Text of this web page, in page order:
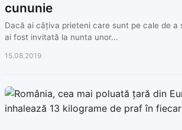
cununie
Dacă ai câțiva prieteni care sunt pe cale de a
ai fost invitată la nunta unor...
15.08.2019